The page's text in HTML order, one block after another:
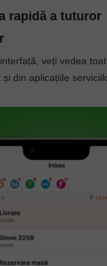
rapidă a tuturor
veți vedea
din aplicațiile